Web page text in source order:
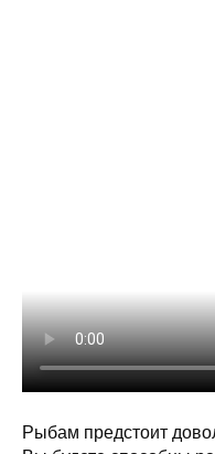
Рыбам предстоит